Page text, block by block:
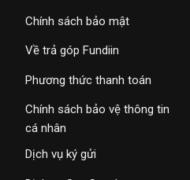
Chính sách bảo mật
Về trả góp Fundiin
Phương thức thanh toán
Chính sách bảo vệ thông tin
cá nhân
Dịch vụ ký gửi